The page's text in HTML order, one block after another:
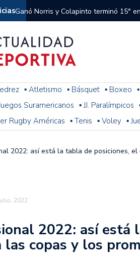
Ganó Norris y Colapinto terminó 15°
1
El penal de Barracas Central a River
Monumental
Se jugó una nueva fecha del Torneo
Arrancó el Torneo Clausura:
Franco Colapinto giró sin problemas
omitió un penal de Sosa
Juan Fernando Quintero rescindió su
en la historia grande del club”
▪ Atletismo ▪ Básquet ▪ Boxeo
Suramericanos ▪ JJ. Paralímpicos
Rugby Américas ▪ Tenis ▪ Voley ▪
2022: así está la tabla de posiciones,
2022
2022: así está
las copas y los